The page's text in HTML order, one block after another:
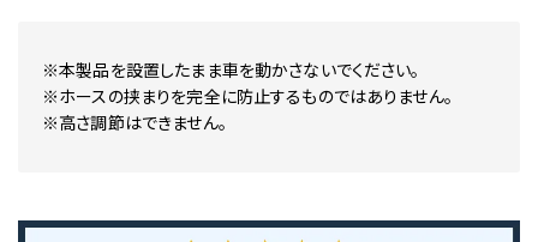
※本製品を設置したまま車を動かさないでください。
※ホースの挟まりを完全に防止するものではありません。
※高さ調節はできません。